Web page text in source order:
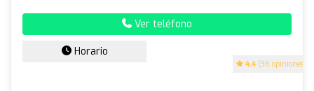
4.4 (36 opiniones)
Ver teléfono
Horario